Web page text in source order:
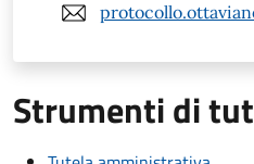
Strumenti di